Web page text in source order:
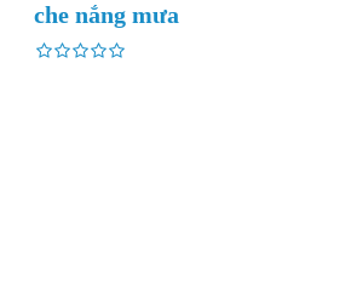
che nắng mưa